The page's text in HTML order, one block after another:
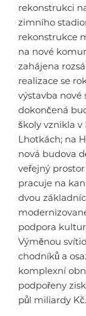
rekonstrukci
zimního
rekonstrukce
na nové
zahájena
realizace se
výstavba nové
dokončená
školy vznikla v
Lhotkách; na
nová budova
veřejný
pracuje na
dvou
podpora
Výměnou
chodníků a
komplexní
podpořeny
půl miliardy Kč.